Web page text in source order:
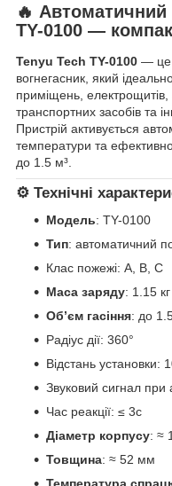
🔥 Автоматичний
TY-0100 —
Tenyu Tech TY-0100 — це
вогнегасник, який
приміщень,
транспортних засобів та
Пристрій активується
температури та
до 1.5 м³.
⚙️ Технічні
Модель: TY-0100
Тип: автоматичний
Клас пожежі: A, B, C
Маса заряду: 1.15 кг
Об’єм гасіння: до
Радіус дії: 360°
Відстань установки:
Звуковий сигнал при
Час реакції: ≤ 3с
Діаметр корпусу: ≈
Товщина: ≈ 52 мм